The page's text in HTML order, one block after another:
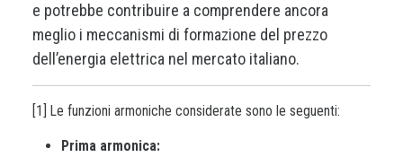
e potrebbe contribuire a comprendere ancora
meglio i meccanismi di formazione del prezzo
dell’energia elettrica nel mercato italiano.
[1] Le funzioni armoniche considerate sono le seguenti:
Prima armonica: